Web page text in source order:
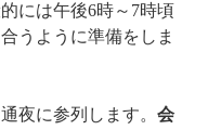
には午後6時～7時頃
うように準備をしま
夜に参列します。 会